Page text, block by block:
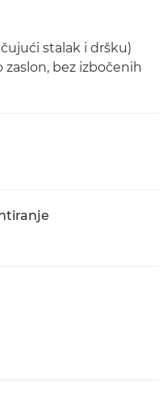
stalak i dršku)
zaslon, bez izbočenih